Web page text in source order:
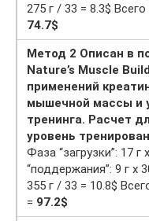
275 г / 33 = 8.3$
74.7$
Метод 2 Описан в
Nature’s Muscle
применений
мышечной массы и
тренинга. Расчет
уровень
Фаза “загрузки”: 17
“поддержания”: 9 г х
355 г / 33 = 10.8$
= 97.2$